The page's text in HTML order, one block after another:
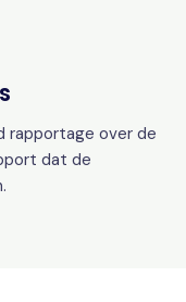
rapportage over de
dat de